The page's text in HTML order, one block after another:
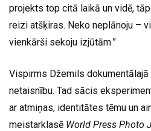
projekts top citā laikā un vidē,
reizi atšķiras. Neko neplānoju –
vienkārši sekoju izjūtām.”
Vispirms Džemils
netaisnību. Tad sācis
ar atmiņas, identitātes tēmu un
meistarklasē World Press Photo